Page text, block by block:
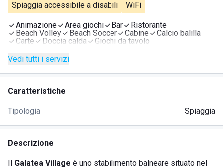
Spiaggia accessibile a disabili WiFi
Animazione Area giochi Bar
Ristorante
Beach Volley
Beach Soccer Cabine
Calcio balilla
Carte
Doccia calda
Giochi da tavolo
Vedi tutti i servizi
Caratteristiche
Tipologia Spiaggia
Descrizione
Il Galatea Village è uno stabilimento balneare situato nel